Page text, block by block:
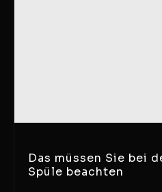
Das müssen Sie bei
Spüle beachten